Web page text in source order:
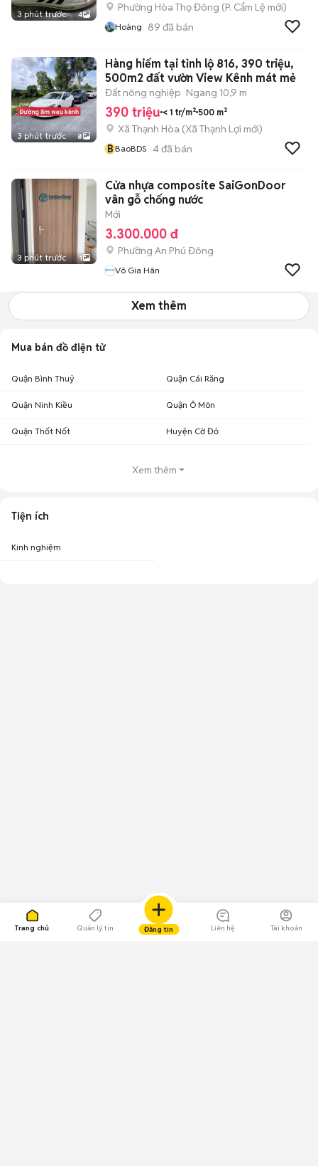
Trang chủ Quản lý tin Đăng tin Liên hệ Tài khoản
3 phút trước 4
Phường Hòa Thọ Đông (P. Cẩm Lệ mới)
Hoàng 89 đã bán
3 phút trước 8
Hàng hiếm tại tỉnh lộ 816, 390 triệu,
500m2 đất vườn View Kênh mát mẻ
Đất nông nghiệp Ngang 10,9 m
390 triệu < 1 tr/m² 500 m²
Xã Thạnh Hòa (Xã Thạnh Lợi mới)
BBaoBDS 4đã bán
3 phút trước 1
Cửa nhựa composite SaiGonDoor
vân gỗ chống nước
Mới
3.300.000 đ
Phường An Phú Đông
Võ Gia Hân
Xem thêm
Mua bán đồ điện tử
Quận Bình Thuỷ Quận Cái Răng
Quận Ninh Kiều Quận Ô Môn
Quận Thốt Nốt Huyện Cờ Đỏ
Xem thêm
Tiện ích
Kinh nghiệm